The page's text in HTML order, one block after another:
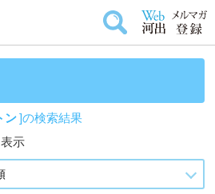
ン]の検索結果
示